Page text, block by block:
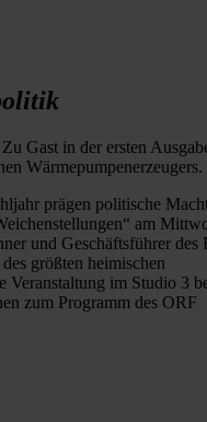
Gast in der ersten
Wärmepumpenerzeugers.
prägen politische
am
und Geschäftsführer
größten heimischen
im Studio 3
zum Programm des ORF